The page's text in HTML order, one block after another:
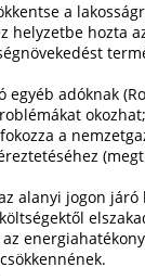
a
hozta
adóknak
a
alanyi jogon